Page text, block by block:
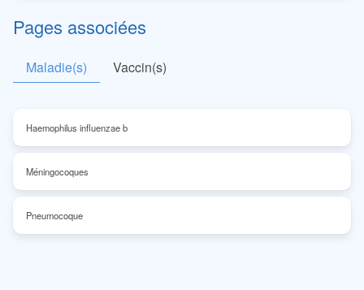
Pages associées
Maladie(s) Vaccin(s)
Haemophilus influenzae b
Méningocoques
Pneumocoque